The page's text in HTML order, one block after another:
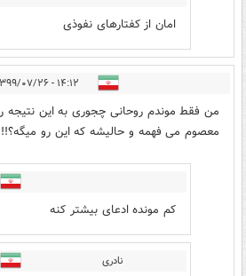
امان از کفتارهای نفوذی
۱۴:۱۲ - ۱۳۹۹/۰۷/۲۶
من فقط موندم روحانی چجوری به این نتیجه
معصوم می فهمه و حالیشه که این رو
کم مونده ادعای بیشتر کنه
نادری